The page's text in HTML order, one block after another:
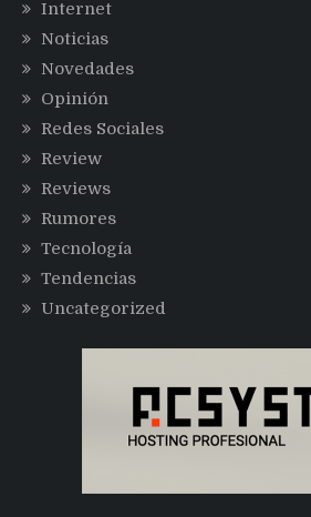
Internet
Noticias
Novedades
Opinión
Redes Sociales
Review
Reviews
Rumores
Tecnología
Tendencias
Uncategorized